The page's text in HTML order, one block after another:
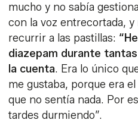
mucho y no sabía
con la voz entrecortada, y
recurrir a las pastillas:
diazepam durante
la cuenta. Era lo único
me gustaba, porque era
que no sentía nada. Por
tardes durmiendo”.